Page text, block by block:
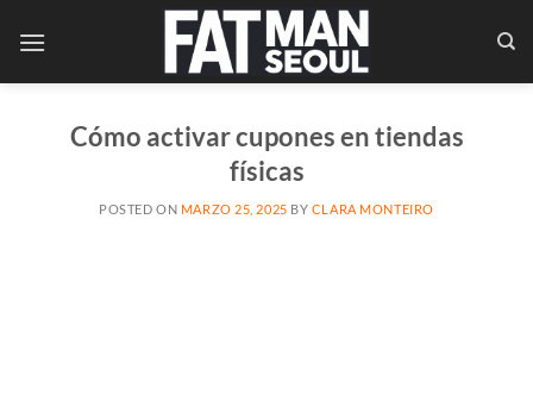
Cómo activar cupones en tiendas
físicas
POSTED ON MARZO 25, 2025 BY CLARA MONTEIRO